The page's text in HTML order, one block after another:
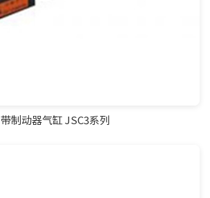
带制动器气缸 JSC3系列